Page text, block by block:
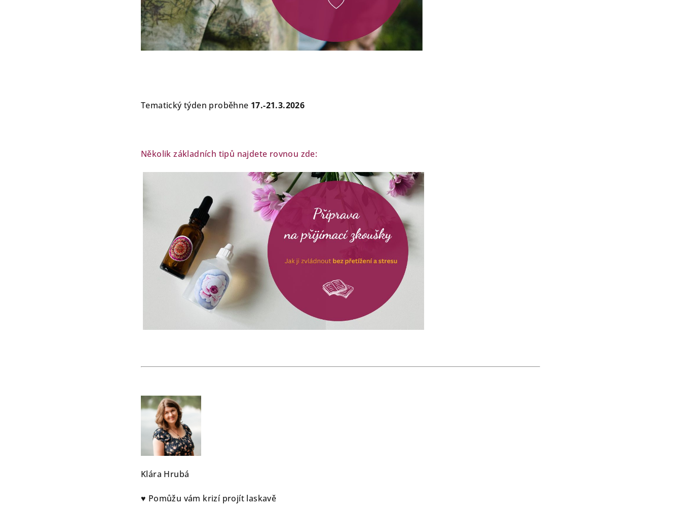
Tematický týden proběhne 17.-21.3.2026
Několik základních tipů najdete rovnou zde:
Klára Hrubá
♥ Pomůžu vám krizí projít laskavě